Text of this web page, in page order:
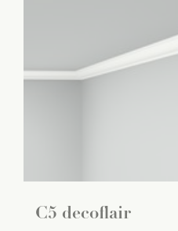
C5 decoflair